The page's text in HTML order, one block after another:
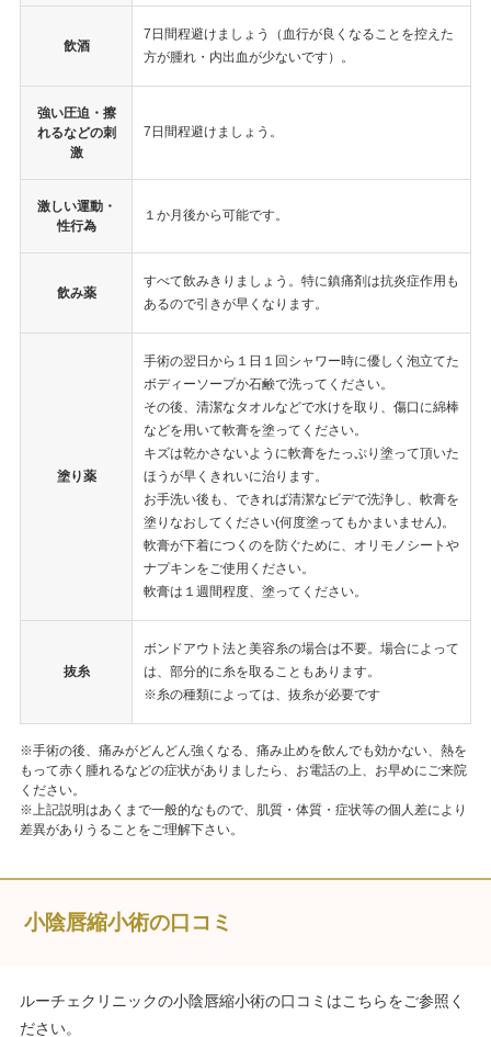
飲酒
7日間程避けましょう（血行が良くなることを控えた
方が腫れ・内出血が少ないです）。
強い圧迫・擦
れるなどの刺
激
7日間程避けましょう。
激しい運動・
性行為
１か月後から可能です。
飲み薬
すべて飲みきりましょう。特に鎮痛剤は抗炎症作用も
あるので引きが早くなります。
塗り薬
手術の翌日から１日１回シャワー時に優しく泡立てた
ボディーソープか石鹸で洗ってください。
その後、清潔なタオルなどで水けを取り、傷口に綿棒
などを用いて軟膏を塗ってください。
キズは乾かさないように軟膏をたっぷり塗って頂いた
ほうが早くきれいに治ります。
お手洗い後も、できれば清潔なビデで洗浄し、軟膏を
塗りなおしてください(何度塗ってもかまいません)。
軟膏が下着につくのを防ぐために、オリモノシートや
ナプキンをご使用ください。
軟膏は１週間程度、塗ってください。
抜糸
ボンドアウト法と美容糸の場合は不要。場合によって
は、部分的に糸を取ることもあります。
※糸の種類によっては、抜糸が必要です
※手術の後、痛みがどんどん強くなる、痛み止めを飲んでも効かない、熱を
もって赤く腫れるなどの症状がありましたら、お電話の上、お早めにご来院
ください。
※上記説明はあくまで一般的なもので、肌質・体質・症状等の個人差により
差異がありうることをご理解下さい。
小陰唇縮小術の口コミ
ルーチェクリニックの小陰唇縮小術の口コミはこちらをご参照く
ださい。